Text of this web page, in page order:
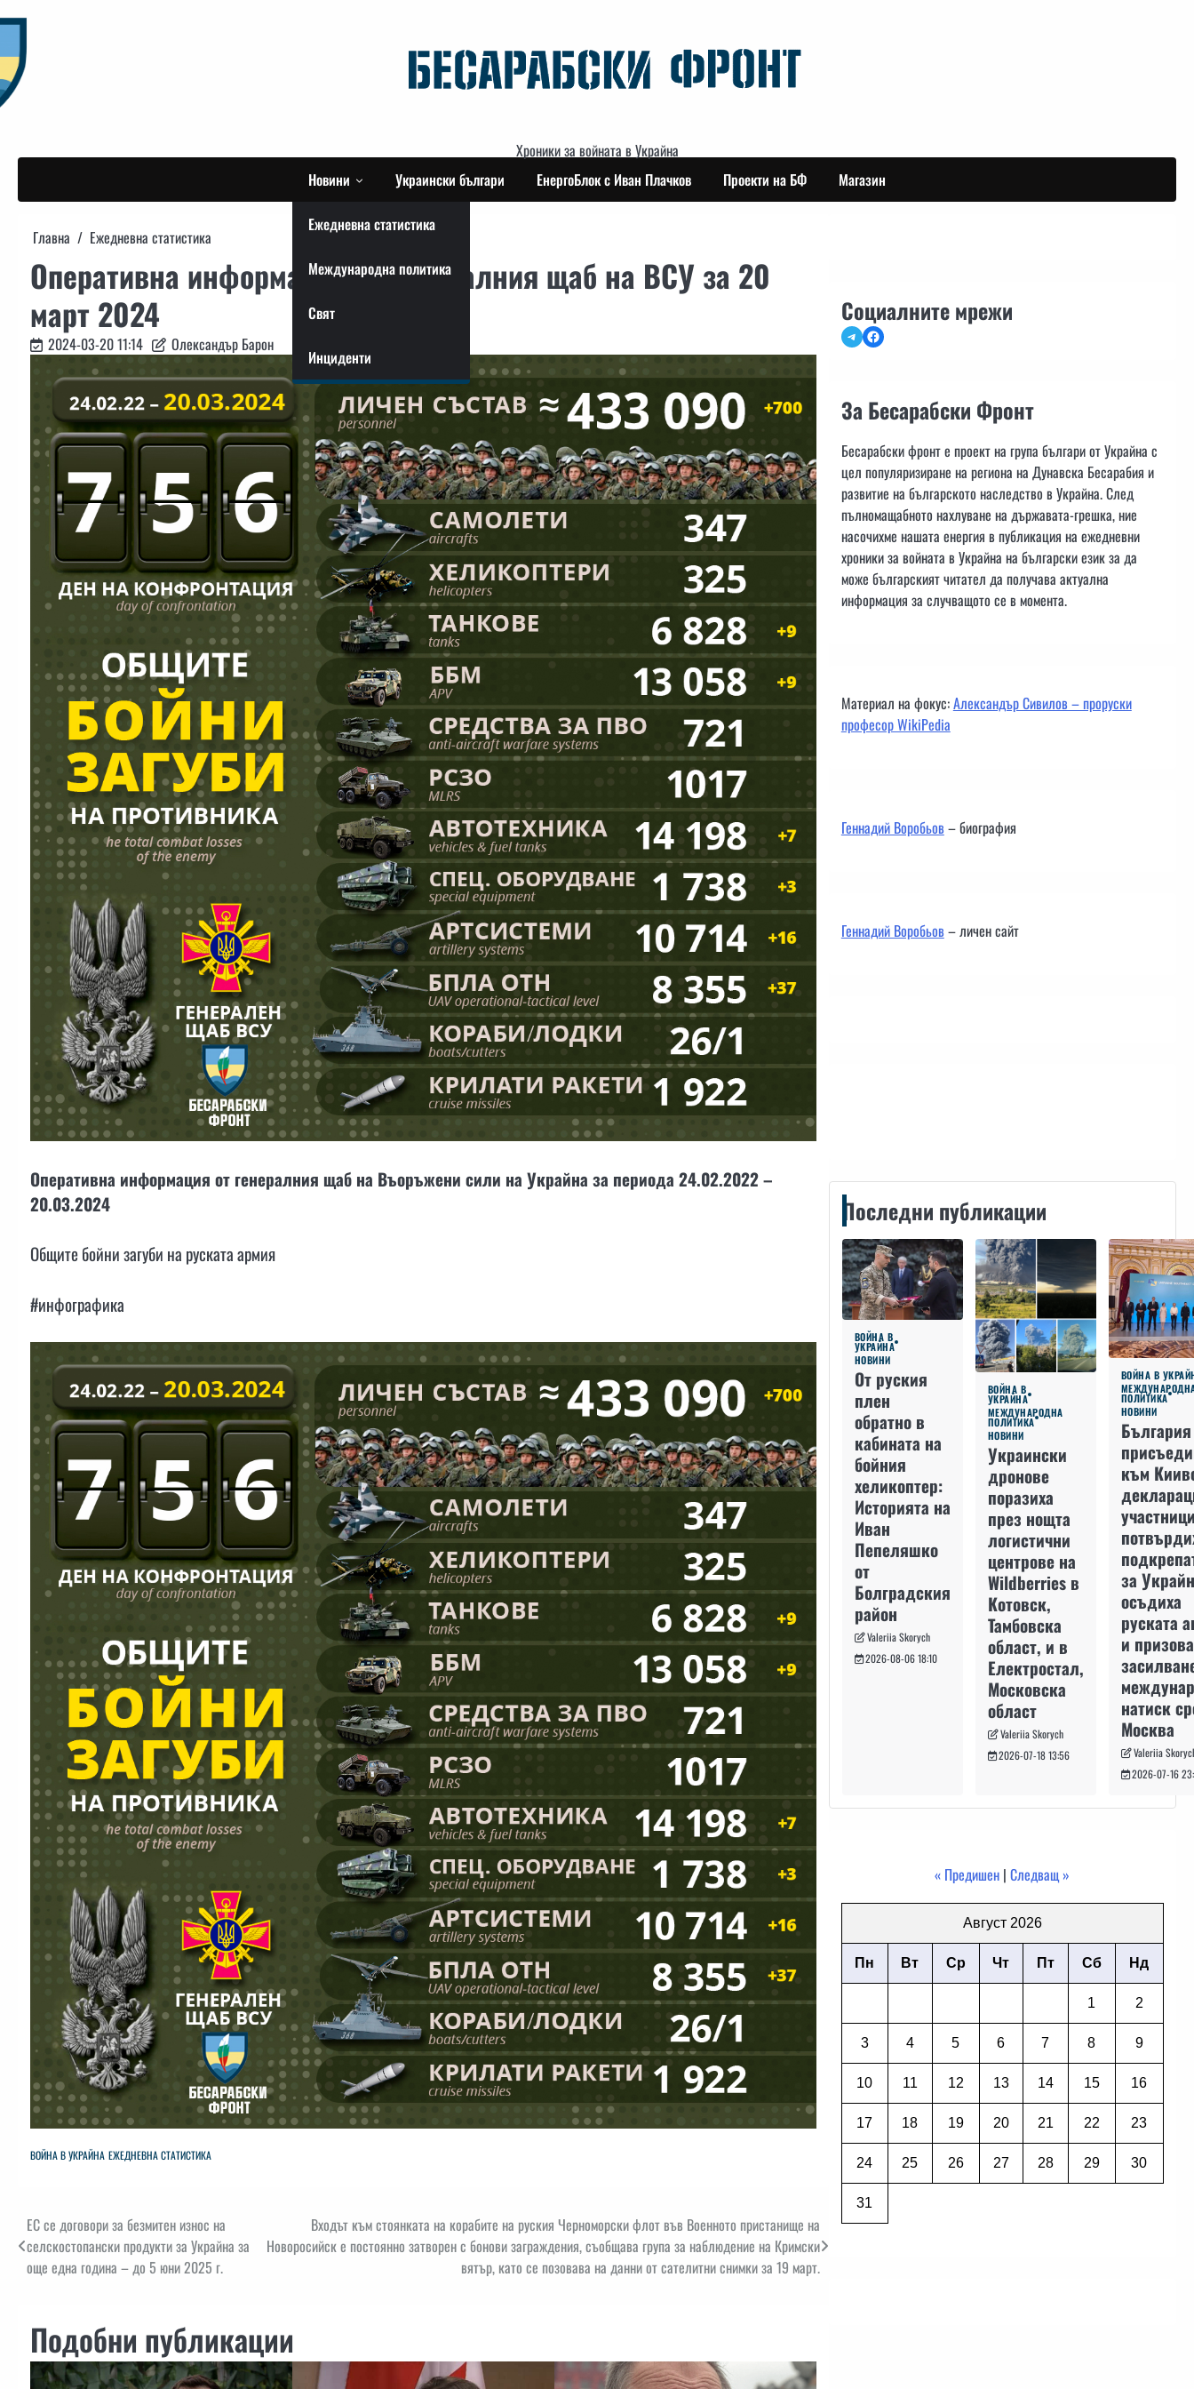
to
content
Хроники за войната в Украйна
Новини
Ежедневна статистика
Международна политика
Свят
Инциденти
Украински българи ЕнергоБлок с Иван Плачков Проекти на БФ Магазин
Главна Ежедневна статистика
Оперативна информация от генералния щаб на ВСУ за 20
март 2024
2024-03-20 11:14 Олександър Барон
Оперативна информация от генералния щаб на Въоръжени сили на Украйна за периода 24.02.2022 –
20.03.2024
Общите бойни загуби на руската армия
#инфографика
ВОЙНА В УКРАЙНА ЕЖЕДНЕВНА СТАТИСТИКА
Навигация
ЕС се договори за безмитен износ на
селскостопански продукти за Украйна за
още една година – до 5 юни 2025 г.
Входът към стоянката на корабите на руския Черноморски флот във Военното пристанище на
Новоросийск е постоянно затворен с бонови заграждения, съобщава група за наблюдение на Кримски
вятър, като се позовава на данни от сателитни снимки за 19 март.
Подобни публикации
Социалните мрежи
TelegramFacebook
За Бесарабски Фронт
Бесарабски фронт е проект на група българи от Украйна с
цел популяризиране на региона на Дунавска Бесарабия и
развитие на българското наследство в Украйна. След
пълномащабното нахлуване на държавата-грешка, ние
насочихме нашата енергия в публикация на ежедневни
хроники за войната в Украйна на български език за да
може българският читател да получава актуална
информация за случващото се в момента.
Материал на фокус:Александър Сивилов – проруски
професор WikiPedia
Геннадий Воробьов– биография
Геннадий Воробьов– личен сайт
Последни публикации
ВОЙНА В
УКРАЙНА
НОВИНИ
От руския
плен
обратно в
кабината на
бойния
хеликоптер:
Историята на
Иван
Пепеляшко
от
Болградския
район
Valeriia Skorych
2026-08-06 18:10
ВОЙНА В
УКРАЙНА
МЕЖДУНАРОДНА
ПОЛИТИКА
НОВИНИ
Украински
дронове
поразиха
през нощта
логистични
центрове на
Wildberries в
Котовск,
Тамбовска
област, и в
Електростал,
Московска
област
Valeriia Skorych
2026-07-18 13:56
ВОЙНА В
ПОЛИТИКА
НОВИНИ
към
за
осъдиха
руската
и
натиск
Москва
Valeriia
2026-07-16
« Предишен |Следващ »
Август 2026
Пн Вт Ср Чт Пт Сб Нд
1 2
3 4 5 6 7 8 9
10 11 12 13 14 15 16
17 18 19 20 21 22 23
24 25 26 27 28 29 30
31